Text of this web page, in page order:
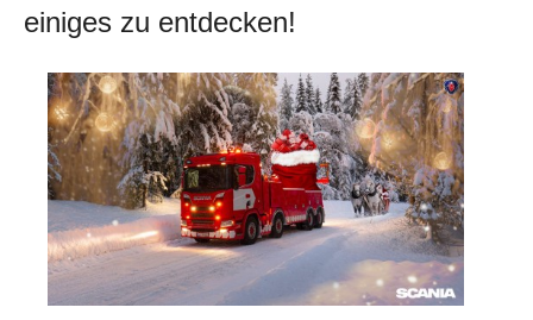
einiges zu entdecken!